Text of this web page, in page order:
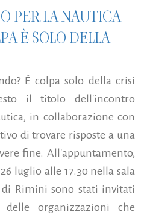
PER LA NAUTICA
È SOLO DELLA
È colpa solo della crisi
il titolo dell'incontro
in collaborazione con
di trovare risposte a una
fine. All'appuntamento,
luglio alle 17.30 nella sala
Rimini sono stati invitati
organizzazioni che